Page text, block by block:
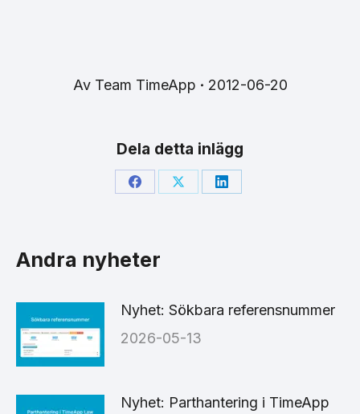
Av Team TimeApp 2012-06-20
Dela detta inlägg
Share Share Share
Andra nyheter
Nyhet: Sökbara referensnummer
2026-05-13
Nyhet: Parthantering i TimeApp